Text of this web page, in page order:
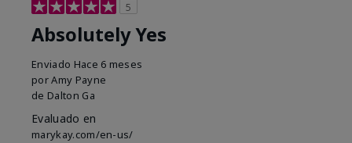
5
Absolutely Yes
Enviado Hace 6 meses
porAmy Payne
de Dalton Ga
Evaluado en
marykay.com/en-us/